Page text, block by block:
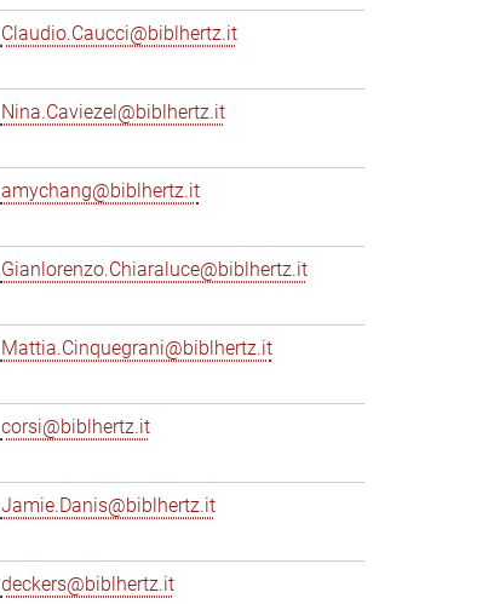
Claudio.Caucci@biblhertz.it
Nina.Caviezel@biblhertz.it
amychang@biblhertz.it
Gianlorenzo.Chiaraluce@biblhertz.it
Mattia.Cinquegrani@biblhertz.it
corsi@biblhertz.it
Jamie.Danis@biblhertz.it
deckers@biblhertz.it